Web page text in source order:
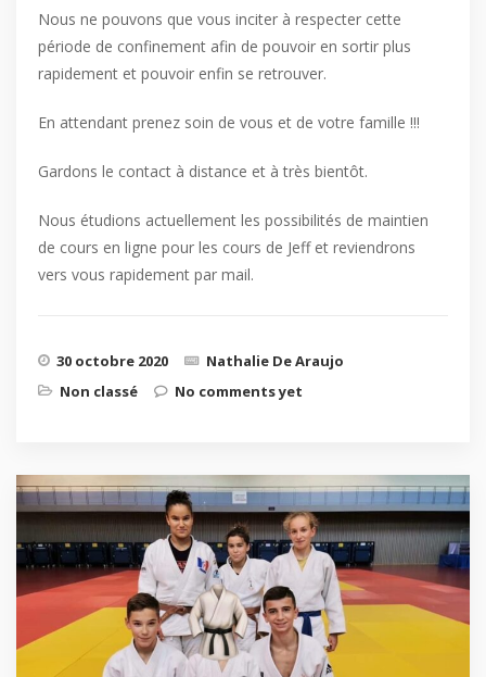
Nous ne pouvons que vous inciter à respecter cette
période de confinement afin de pouvoir en sortir plus
rapidement et pouvoir enfin se retrouver.
En attendant prenez soin de vous et de votre famille !!!
Gardons le contact à distance et à très bientôt.
Nous étudions actuellement les possibilités de maintien
de cours en ligne pour les cours de Jeff et reviendrons
vers vous rapidement par mail.
30 octobre 2020
Nathalie De Araujo
Non classé
No comments yet